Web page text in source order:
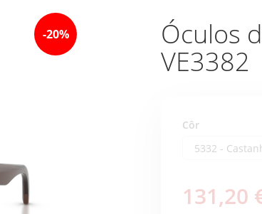
Óculos
VE3382
-20%
Côr
131,20